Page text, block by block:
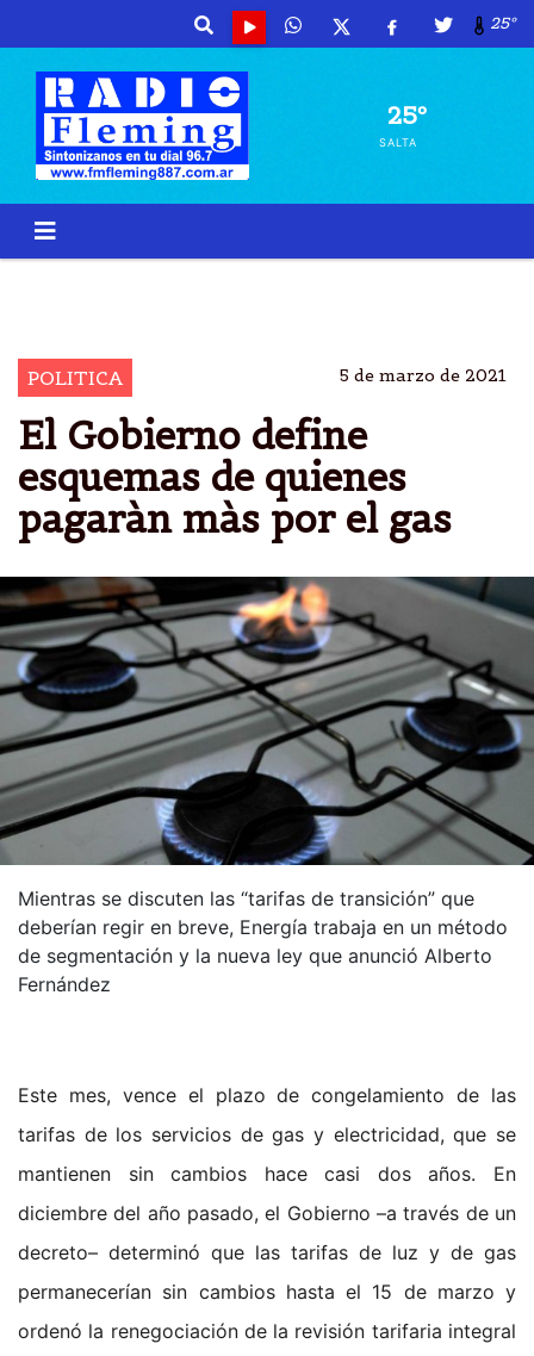
25º
25º
SALTA
POLITICA 5 de marzo de 2021
El Gobierno define
esquemas de quienes
pagaràn màs por el gas
Mientras se discuten las “tarifas de transición” que
deberían regir en breve, Energía trabaja en un método
de segmentación y la nueva ley que anunció Alberto
Fernández
Este mes, vence el plazo de congelamiento de las
tarifas de los servicios de gas y electricidad, que se
mantienen sin cambios hace casi dos años. En
diciembre del año pasado, el Gobierno –a través de un
decreto– determinó que las tarifas de luz y de gas
permanecerían sin cambios hasta el 15 de marzo y
ordenó la renegociación de la revisión tarifaria integral